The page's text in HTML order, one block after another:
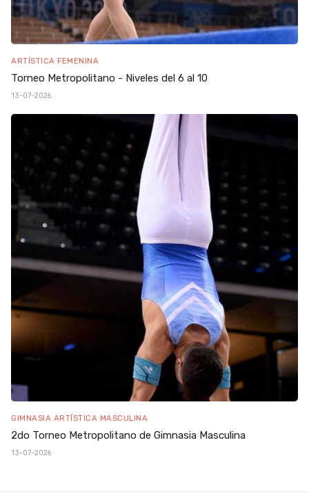
ARTÍSTICA FEMENINA
Torneo Metropolitano - Niveles del 6 al 10
13-07-2026
GIMNASIA ARTÍSTICA MASCULINA
2do Torneo Metropolitano de Gimnasia Masculina
13-07-2026